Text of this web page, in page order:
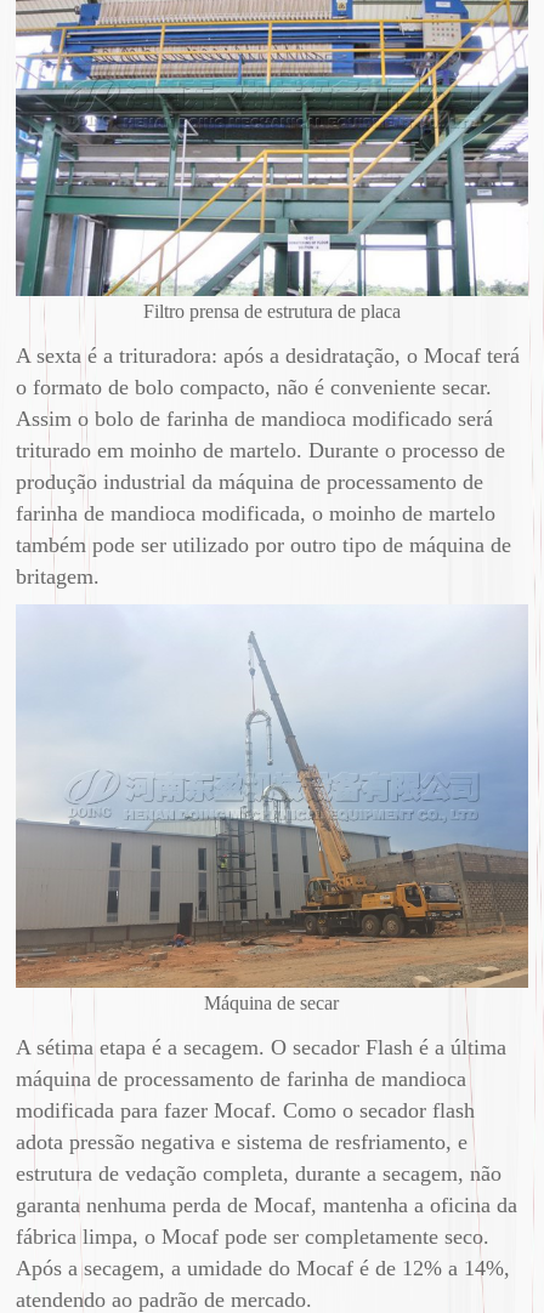
Filtro prensa de estrutura de placa
A sexta é a trituradora: após a desidratação, o Mocaf terá
o formato de bolo compacto, não é conveniente secar.
Assim o bolo de farinha de mandioca modificado será
triturado em moinho de martelo. Durante o processo de
produção industrial da máquina de processamento de
farinha de mandioca modificada, o moinho de martelo
também pode ser utilizado por outro tipo de máquina de
britagem.
Máquina de secar
A sétima etapa é a secagem. O secador Flash é a última
máquina de processamento de farinha de mandioca
modificada para fazer Mocaf. Como o secador flash
adota pressão negativa e sistema de resfriamento, e
estrutura de vedação completa, durante a secagem, não
garanta nenhuma perda de Mocaf, mantenha a oficina da
fábrica limpa, o Mocaf pode ser completamente seco.
Após a secagem, a umidade do Mocaf é de 12% a 14%,
atendendo ao padrão de mercado.